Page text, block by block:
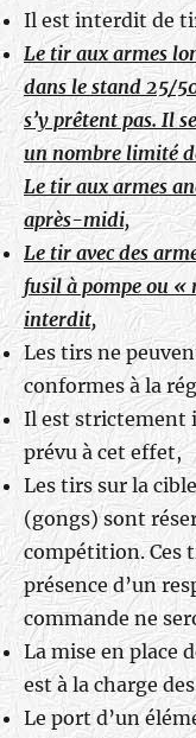
Il est interdit de
Le tir aux armes
dans le stand 25/
s’y prêtent pas. Il
un nombre limité
Le tir aux armes
après-midi,
Le tir avec des
fusil à pompe ou
interdit,
Les tirs ne
conformes à la
Il est strictement
prévu à cet effet,
Les tirs sur la
(gongs) sont
compétition. Ces
présence d’un
commande ne
La mise en place
est à la charge
Le port d’un